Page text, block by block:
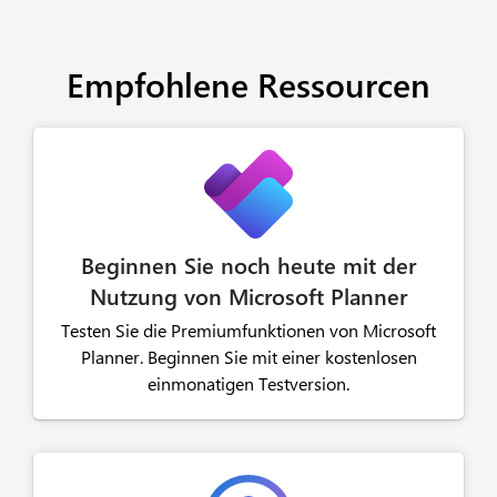
Empfohlene Ressourcen
Beginnen Sie noch heute mit der
Nutzung von Microsoft Planner
Testen Sie die Premiumfunktionen von Microsoft
Planner. Beginnen Sie mit einer kostenlosen
einmonatigen Testversion.